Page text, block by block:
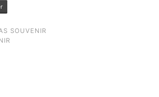
SOUVENIR